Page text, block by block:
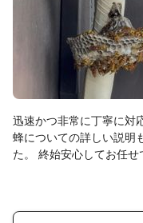
迅速かつ非常に丁寧に対
蜂についての詳しい説明
た。 終始安心してお任
ひお願いしたいと思い